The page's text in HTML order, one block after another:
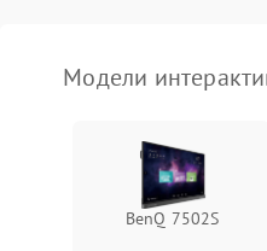
Модели
BenQ 7502S